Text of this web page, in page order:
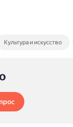
Культура и искусство